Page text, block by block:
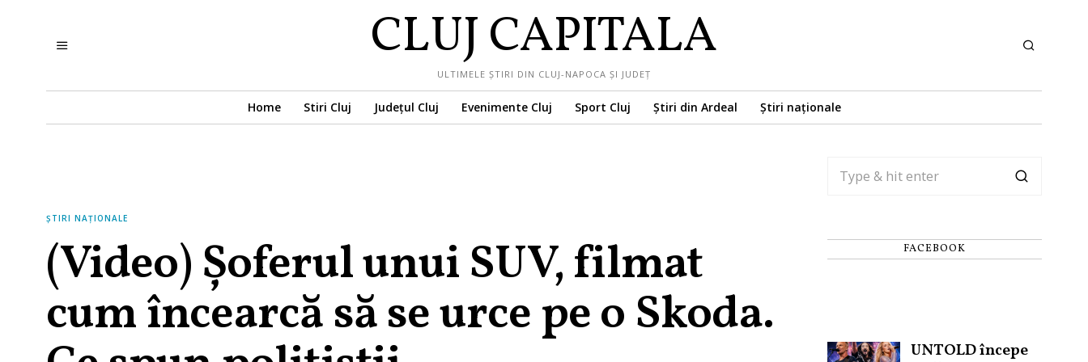
CLUJ CAPITALA
ULTIMELE ȘTIRI DIN CLUJ-NAPOCA ȘI JUDEȚ
Home Stiri Cluj Județul Cluj Evenimente Cluj Sport Cluj Știri din Ardeal Știri naționale
ȘTIRI NAȚIONALE
(Video) Şoferul unui SUV, filmat
cum încearcă să se urce pe o Skoda.
FACEBOOK
UNTOLD începe